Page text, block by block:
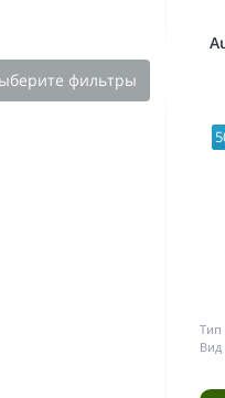
фильтры
Тип
Вид